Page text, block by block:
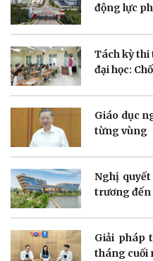
Sức khỏe
Dinh dưỡng - món ngon
Cây thuốc
Sản phụ khoa
Nhi khoa
Nam khoa
Làm đẹp - giảm cân
Phòng mạch online
Ăn sạch sống khỏe
động lực
Tách kỳ thi
đại học:
Giáo dục
từng vùng
Nghị
trương
Giải pháp
tháng cuối